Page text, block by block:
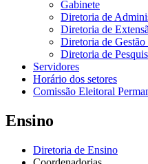
Gabinete
Diretoria de
Diretoria de
Diretoria de Gestão
Diretoria de
Servidores
Horário dos setores
Comissão Eleitoral
Ensino
Diretoria de Ensino